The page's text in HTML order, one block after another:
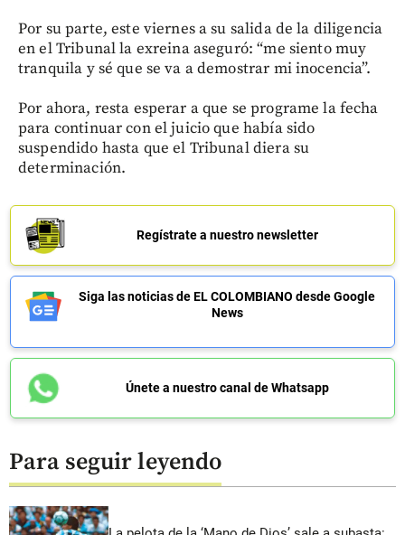
Por su parte, este viernes a su salida de la diligencia
en el Tribunal la exreina aseguró: “me siento muy
tranquila y sé que se va a demostrar mi inocencia”.
Por ahora, resta esperar a que se programe la fecha
para continuar con el juicio que había sido
suspendido hasta que el Tribunal diera su
determinación.
Regístrate a nuestro newsletter
Siga las noticias de EL COLOMBIANO desde Google
News
Únete a nuestro canal de Whatsapp
Para seguir leyendo